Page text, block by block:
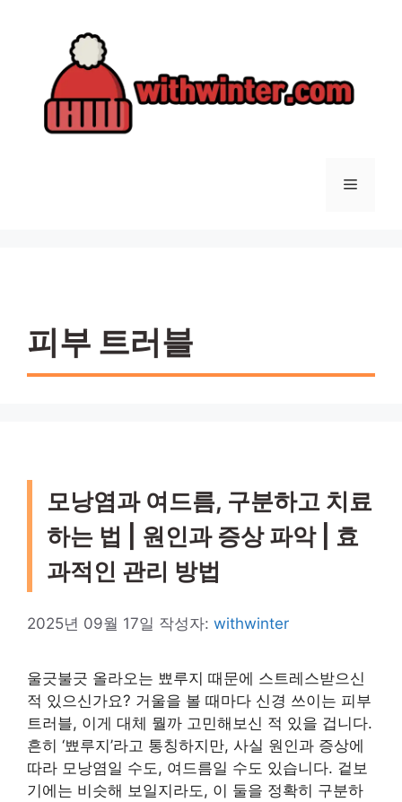
메
피부 트러블
모낭염과 여드름, 구분하고 치료
하는 법 | 원인과 증상 파악 | 효
과적인 관리 방법
2025년 09월 17일 작성자: withwinter
울긋불긋 올라오는 뾰루지 때문에 스트레스받으신
적 있으신가요? 거울을 볼 때마다 신경 쓰이는 피부
트러블, 이게 대체 뭘까 고민해보신 적 있을 겁니다.
흔히 ‘뾰루지’라고 통칭하지만, 사실 원인과 증상에
따라 모낭염일 수도, 여드름일 수도 있습니다. 겉보
기에는 비슷해 보일지라도, 이 둘을 정확히 구분하